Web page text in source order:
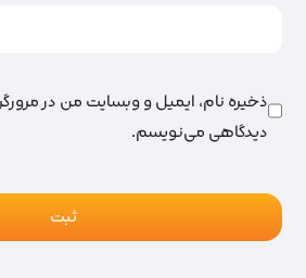
ذخیره نام، ایمیل و وبسایت من در
دیدگاهی می‌نویسم.